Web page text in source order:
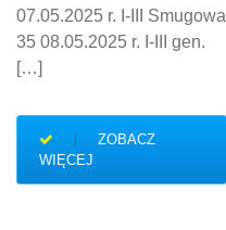
07.05.2025 r. I-III Smugowa
35 08.05.2025 r. I-III gen.
[…]
ZOBACZ
WIĘCEJ